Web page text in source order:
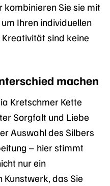
Sie sie mit
Ihren individuellen
sind keine
machen
Kretschmer Kette
Sorgfalt und Liebe
Auswahl des Silbers
– hier stimmt
nur ein
Kunstwerk, das Sie